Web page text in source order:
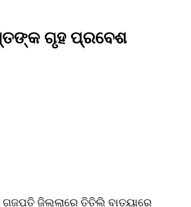
ଗୃହ ପ୍ରବେଶ
ଜିଲ୍ଲାରେ ତିତିଲି ବାତ୍ୟାରେ